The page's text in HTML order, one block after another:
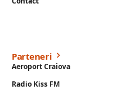
Parteneri
Aeroport Craiova
Radio Kiss FM